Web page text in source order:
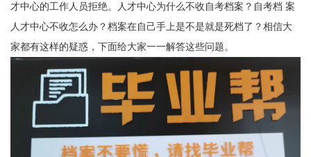
才中心的工作人员拒绝。人才中心为什么不收自考档案？自考档 案
人才中心不收怎么办？档案在自己手上是不是就是死档了？相信大
家都有这样的疑惑，下面给大家一一解答这些问题。